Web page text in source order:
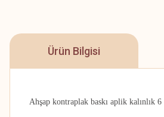
Ürün Bilgisi
Ahşap kontraplak baskı aplik kalınlık